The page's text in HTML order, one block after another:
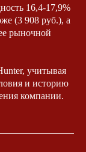
16,4-17,9%
(3 908 руб.), а
рыночной
учитывая
и историю
компании.